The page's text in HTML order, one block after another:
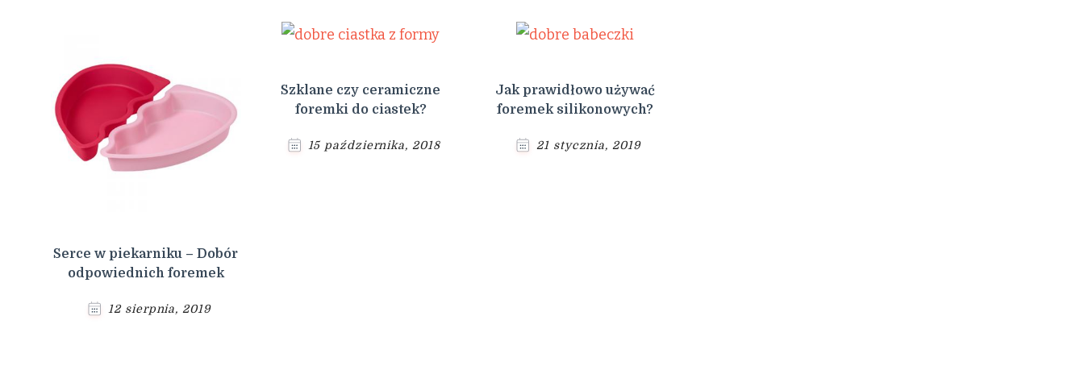
Serce w piekarniku – Dobór
odpowiednich foremek
12 sierpnia, 2019
Szklane czy ceramiczne
foremki do ciastek?
15 października, 2018
Jak prawidłowo używać
foremek silikonowych?
21 stycznia, 2019